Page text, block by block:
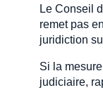
Le Conseil
remet pas
juridiction
Si la
judiciaire,